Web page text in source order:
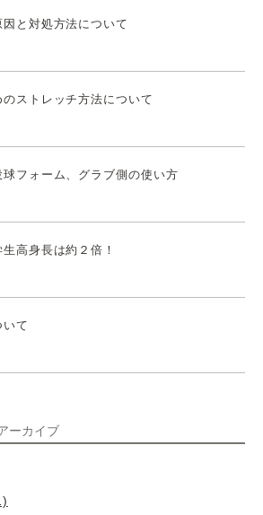
因と対処方法について
ストレッチ方法について
フォーム、グラブ側の使い方
高身長は約２倍！
て
ーカイブ